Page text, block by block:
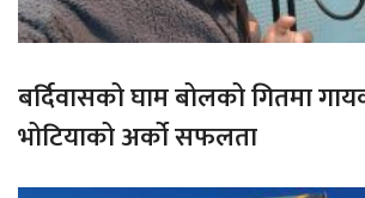
बर्दिवासको घाम बोलको गितमा
भोटियाको अर्को सफलता